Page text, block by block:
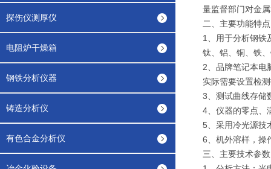
探伤仪测厚仪
电阻炉干燥箱
钢铁分析仪器
铸造分析仪
有色合金分析仪
量监督部门对金
二、主要功能特点
1、用于分析钢铁
钛、铝、铜、铁
2、品牌笔记本电
实际需要设置检
3、测试曲线存储
4、仪器的零点、
5、采用冷光源技
6、机外溶样，操
三、主要技术参数